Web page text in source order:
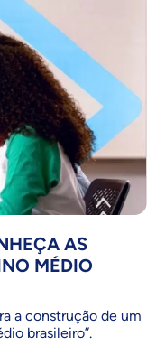
AS
MÉDIO
a construção de um
brasileiro”.